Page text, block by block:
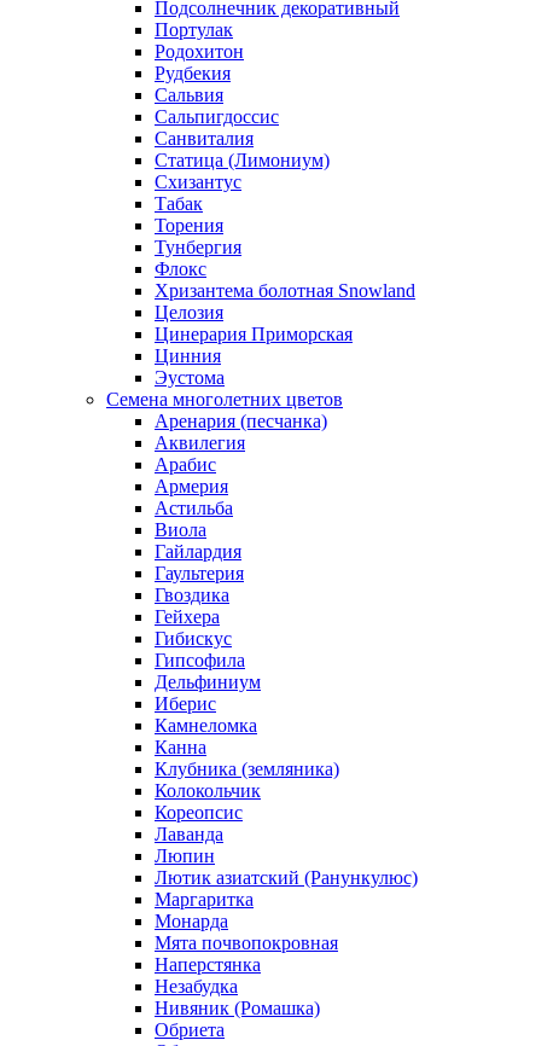
Подсолнечник декоративный
Портулак
Родохитон
Рудбекия
Сальвия
Сальпигдоссис
Санвиталия
Статица (Лимониум)
Схизантус
Табак
Торения
Тунбергия
Флокс
Хризантема болотная Snowland
Целозия
Цинерария Приморская
Цинния
Эустома
Семена многолетних цветов
Аренария (песчанка)
Аквилегия
Арабис
Армерия
Астильба
Виола
Гайлардия
Гаультерия
Гвоздика
Гейхера
Гибискус
Гипсофила
Дельфиниум
Иберис
Камнеломка
Канна
Клубника (земляника)
Колокольчик
Кореопсис
Лаванда
Люпин
Лютик азиатский (Ранункулюс)
Маргаритка
Монарда
Мята почвопокровная
Наперстянка
Незабудка
Нивяник (Ромашка)
Обриета